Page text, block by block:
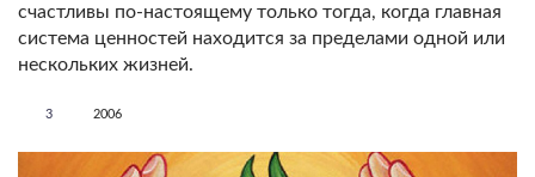
счастливы по-настоящему только тогда, когда главная
система ценностей находится за пределами одной или
нескольких жизней.
3 2006